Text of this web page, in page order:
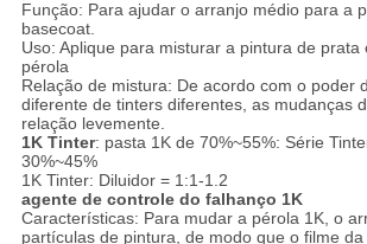
Função: Para ajudar o arranjo médio para a
basecoat.
Uso: Aplique para misturar a pintura de prata
pérola
Relação de mistura: De acordo com o poder
diferente de tinters diferentes, as mudanças
relação levemente.
1K Tinter: pasta 1K de 70%~55%: Série
30%~45%
1K Tinter: Diluidor = 1:1-1.2
agente de controle do falhanço 1K
Características: Para mudar a pérola 1K, o
partículas de pintura, de modo que o filme